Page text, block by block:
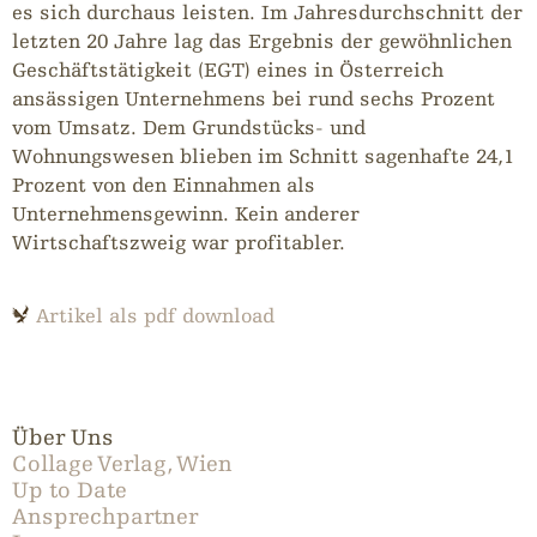
es sich durchaus leisten. Im Jahresdurchschnitt der
letzten 20 Jahre lag das Ergebnis der gewöhnlichen
Geschäftstätigkeit (EGT) eines in Österreich
ansässigen Unternehmens bei rund sechs Prozent
vom Umsatz. Dem Grundstücks- und
Wohnungswesen blieben im Schnitt sagenhafte 24,1
Prozent von den Einnahmen als
Unternehmensgewinn. Kein anderer
Wirtschaftszweig war profitabler.
Artikel als pdf download
Über Uns
Collage Verlag, Wien
Up to Date
Ansprechpartner